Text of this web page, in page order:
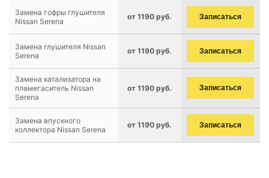
Замена гофры глушителя
Nissan Serena
от 1190 руб. Записаться
Замена глушителя Nissan
Serena
от 1190 руб. Записаться
Замена катализатора на
пламегаситель Nissan
Serena
от 1190 руб. Записаться
Замена впускного
коллектора Nissan Serena
от 1190 руб. Записаться